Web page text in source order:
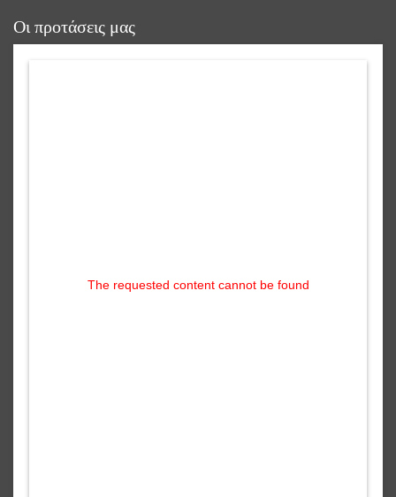
reading data...
Οι προτάσεις μας
The requested content cannot be found